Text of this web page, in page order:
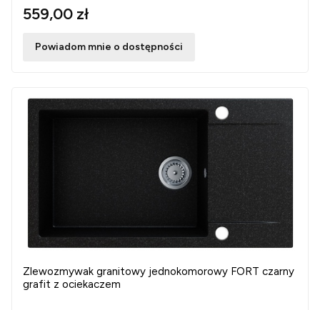
559,00 zł
Powiadom mnie o dostępności
Zlewozmywak granitowy jednokomorowy FORT czarny
grafit z ociekaczem